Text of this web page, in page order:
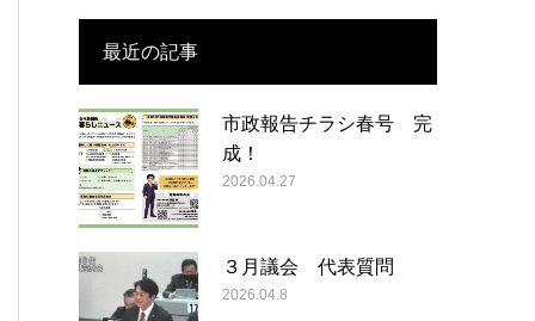
最近の記事
市政報告チラシ春号 完
成！
2026.04.27
３月議会 代表質問
2026.04.8